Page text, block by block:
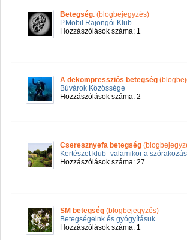
Betegség. (blogbejegyzés)
P.Mobil Rajongói Klub
Hozzászólások száma: 1
A dekompressziós betegség
Búvárok Közössége
Hozzászólások száma: 2
Cseresznyefa betegség
Kertészet klub- valamikor a
Hozzászólások száma: 27
SM betegség (blogbejegyzés)
Betegségeink és gyógyításuk
Hozzászólások száma: 1